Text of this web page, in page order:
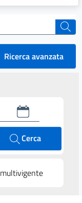
cerca
Ricerca avanzata
Cerca
multivigente